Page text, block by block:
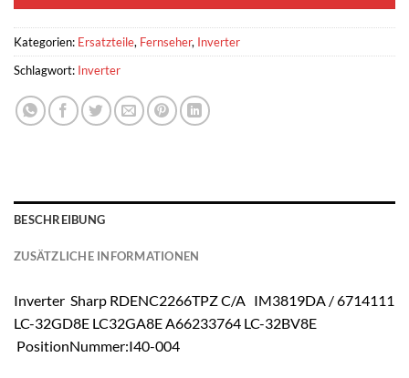
Kategorien: Ersatzteile, Fernseher, Inverter
Schlagwort: Inverter
BESCHREIBUNG
ZUSÄTZLICHE INFORMATIONEN
Inverter Sharp RDENC2266TPZ C/A IM3819DA / 6714111
LC-32GD8E LC32GA8E A66233764 LC-32BV8E
PositionNummer:I40-004